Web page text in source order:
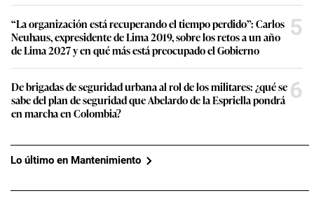
“La organización está recuperando el tiempo perdido”: Carlos
Neuhaus, expresidente de Lima 2019, sobre los retos a un año
de Lima 2027 y en qué más está preocupado el Gobierno
5
De brigadas de seguridad urbana al rol de los militares: ¿qué se
sabe del plan de seguridad que Abelardo de la Espriella pondrá
en marcha en Colombia?
6
Lo último en Mantenimiento